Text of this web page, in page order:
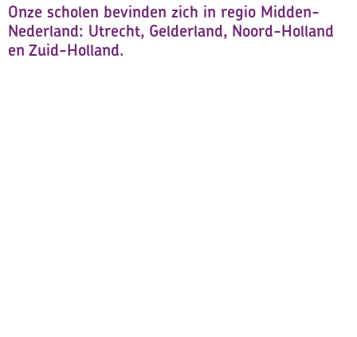
Onze scholen bevinden zich in regio Midden-
Nederland: Utrecht, Gelderland, Noord-Holland
en Zuid-Holland.